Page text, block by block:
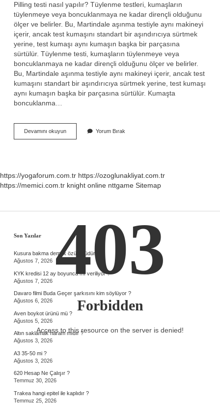
Pilling testi nasıl yapılır? Tüylenme testleri, kumaşların
tüylenmeye veya boncuklanmaya ne kadar dirençli olduğunu
ölçer ve belirler. Bu, Martindale aşınma testiyle aynı makineyi
içerir, ancak test kumaşını standart bir aşındırıcıya sürtmek
yerine, test kumaşı aynı kumaşın başka bir parçasına
sürtülür. Tüylenme testi, kumaşların tüylenmeye veya
boncuklanmaya ne kadar dirençli olduğunu ölçer ve belirler.
Bu, Martindale aşınma testiyle aynı makineyi içerir, ancak test
kumaşını standart bir aşındırıcıya sürtmek yerine, test kumaşı
aynı kumaşın başka bir parçasına sürtülür. Kumaşta
boncuklanma…
Devamını okuyunKumaşta
Peeling
Yorum Bırak
https://yogaforum.com.tr https://ozoglunakliyat.com.tr
https://memici.com.tr knight online nttgame Sitemap
Sidebar
Son Yazılar
Kusura bakma demek özür müdür ?
Ağustos 7, 2026
KYK kredisi 12 ay boyunca mı veriliyor ?
Ağustos 7, 2026
Davaro filmi Buda Geçer şarkısını kim söylüyor ?
Ağustos 6, 2026
Aven boykot ürünü mü ?
Ağustos 5, 2026
Altın saklamak haram mıdır ?
Ağustos 3, 2026
A3 35-50 mi ?
Ağustos 3, 2026
620 Hesap Ne Çalışır ?
Temmuz 30, 2026
Trakea hangi epitel ile kaplıdır ?
Temmuz 25, 2026
403
Forbidden
Access to this resource on the server is denied!